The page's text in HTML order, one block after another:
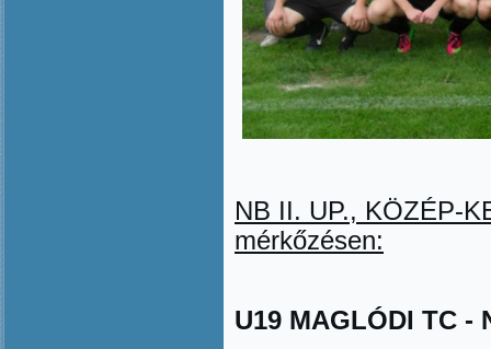
NB II. UP., KÖZÉP-
mérkőzésen:
U19 MAGLÓDI TC -